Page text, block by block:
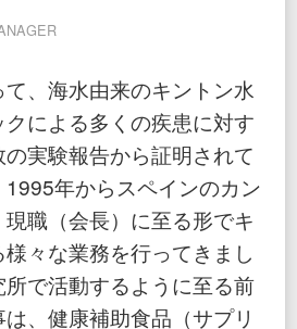
、海水由来のキントン水
による多くの疾患に対す
実験報告から証明されて
年からスペインのカン
現職（会長）に至る形でキ
々な業務を行ってきまし
で活動するように至る前
、健康補助食品（サプリ